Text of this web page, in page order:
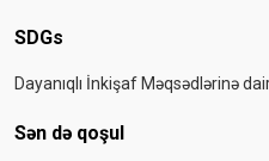
SDGs
Dayanıqlı İnkişaf Məqsədlərinə
Sən də qoşul